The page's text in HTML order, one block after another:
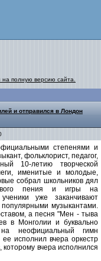
на полную версию сайта.
и отправился в Лондон
степенями и
фольклорист, педагог,
10-летию творческой
именитые и молодые,
собрал школьников дял
пения и игры на
уже заканчивают
популярными музыкантами.
а песня "Мен - тыва
в Монголии и буквально
неофициальный гимн
исполнил вчера оркестр
вчера исполнился